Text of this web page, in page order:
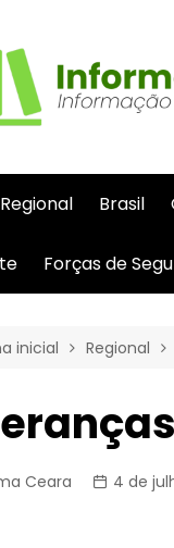
Regional Brasil
Forças de
inicial Regional
Ceara 4 de